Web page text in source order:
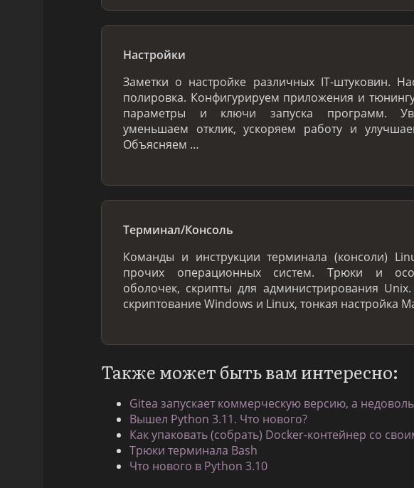
Настройки
Заметки о настройке различных IT-штуковин.
полировка. Конфигурируем приложения и
параметры и ключи запуска программ.
уменьшаем отклик, ускоряем работу и
Объясняем …
Терминал/Консоль
Команды и инструкции терминала (консоли)
прочих операционных систем. Трюки и
оболочек, скрипты для администрирования
скриптование Windows и Linux, тонкая настройка
Также может быть вам интересно:
Gitea запускает коммерческую версию, а
Вышел Python 3.11. Что нового?
Как упаковать (собрать) Docker-контейнер со
Трюки терминала Bash
Что нового в Python 3.10